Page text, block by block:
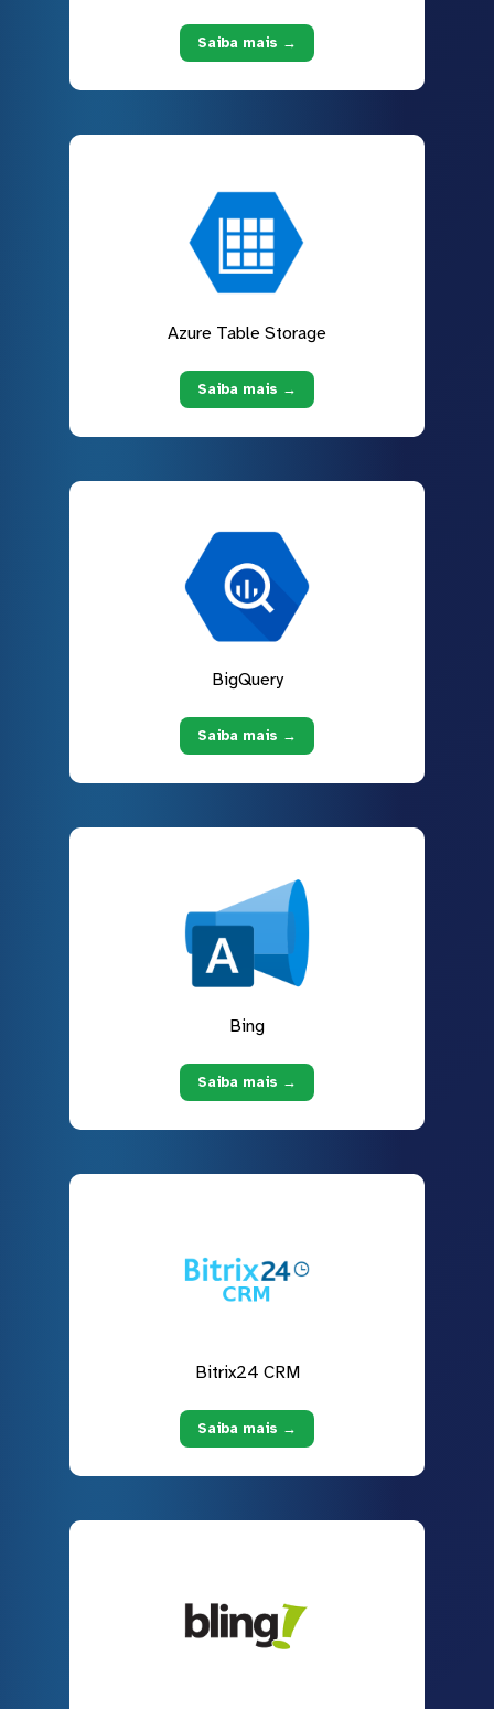
Saiba mais →
Azure Table Storage
Saiba mais →
BigQuery
Saiba mais →
Bing
Saiba mais →
Bitrix24 CRM
Saiba mais →